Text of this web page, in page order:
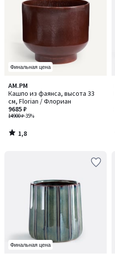
Финальная цена
AM.PM
Кашпо из фаянса, высота 33
см, Florian / Флориан
14900 ₽-35%
9685 ₽
1,8
/ 5
1,8
/
Финальная цена